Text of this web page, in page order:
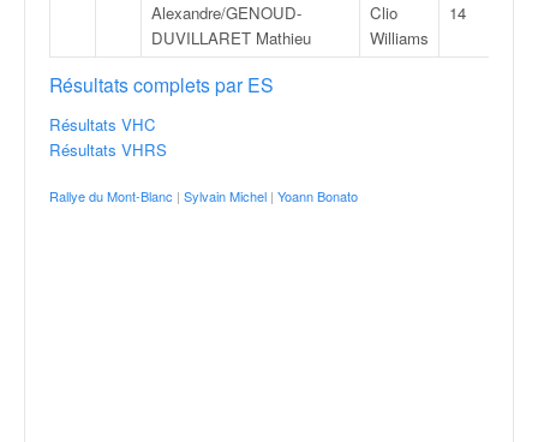
Alexandre/GENOUD-
DUVILLARET Mathieu
Clio
Williams
14
Résultats complets par ES
Résultats VHC
Résultats VHRS
Rallye du Mont-Blanc | Sylvain Michel | Yoann Bonato